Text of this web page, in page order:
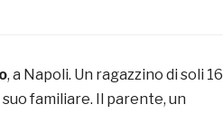
, a Napoli. Un ragazzino di soli 16
familiare. Il parente, un